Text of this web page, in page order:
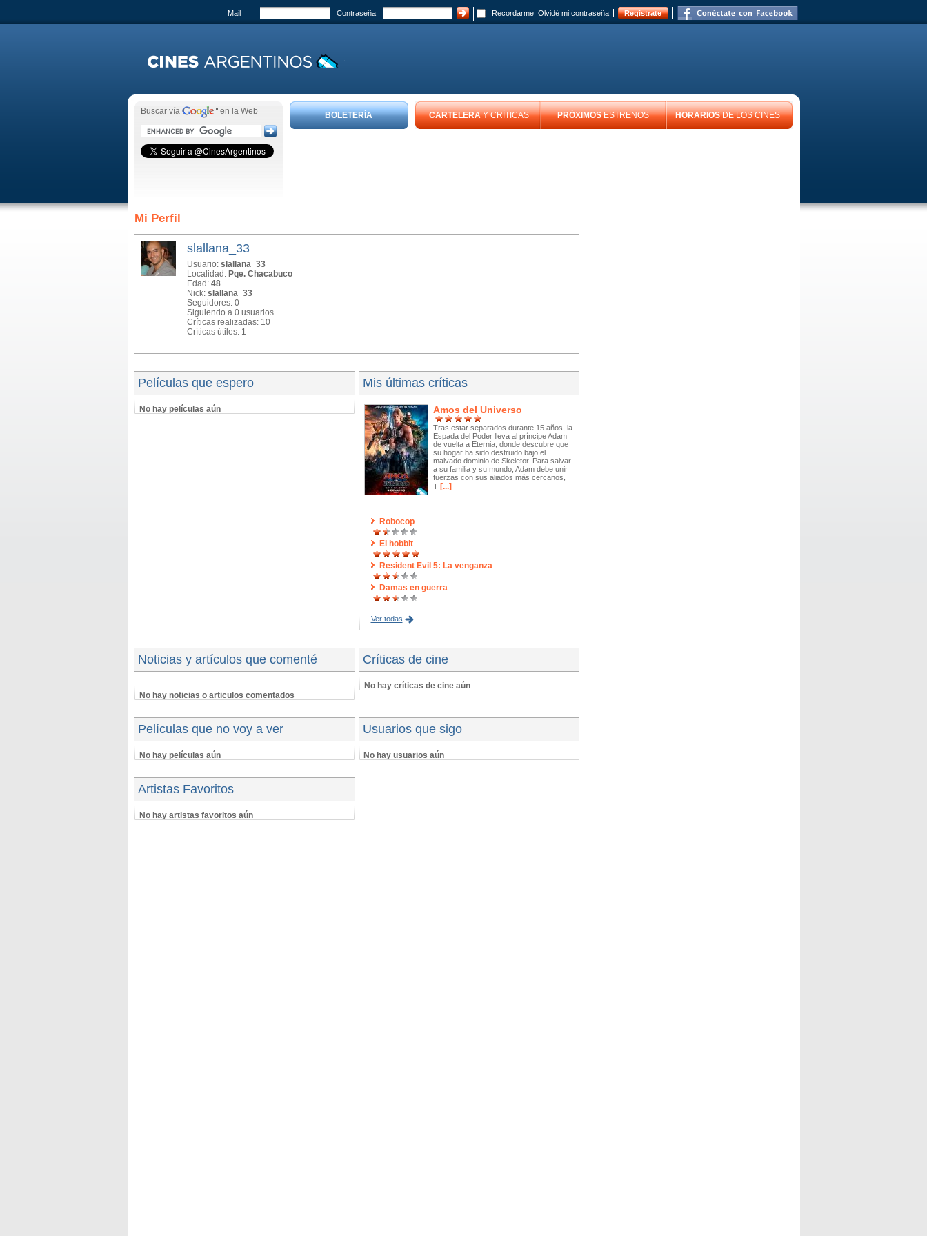
Mail Contraseña Recordarme Olvidé mi contraseña Registrate
Buscar vía en la Web BOLETERÍA CARTELERAY CRÍTICAS PRÓXIMOSESTRENOS HORARIOSDE LOS CINES
Mi Perfil
slallana_33
Usuario: slallana_33
Localidad: Pqe. Chacabuco
Edad: 48
Nick: slallana_33
Seguidores: 0
Siguiendo a 0 usuarios
Críticas realizadas: 10
Críticas útiles: 1
Películas que espero
No hay películas aún
Mis últimas críticas
Amos del Universo
Tras estar separados durante 15 años, la
Espada del Poder lleva al príncipe Adam
de vuelta a Eternia, donde descubre que
su hogar ha sido destruido bajo el
malvado dominio de Skeletor. Para salvar
a su familia y su mundo, Adam debe unir
fuerzas con sus aliados más cercanos,
T[...]
Robocop
El hobbit
Resident Evil 5: La venganza
Damas en guerra
Ver todas
Noticias y artículos que comenté
No hay noticias o articulos comentados
Críticas de cine
No hay críticas de cine aún
Películas que no voy a ver
No hay películas aún
Usuarios que sigo
No hay usuarios aún
Artistas Favoritos
No hay artistas favoritos aún